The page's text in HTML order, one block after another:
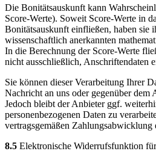
Die Bonitätsauskunft kann
Score-Werte). Soweit Score-Werte in
Bonitätsauskunft einfließen, haben sie
wissenschaftlich anerkannten
In die Berechnung der Score-Werte
nicht ausschließlich, Anschriftendaten
Sie können dieser Verarbeitung Ihrer
Nachricht an uns oder gegenüber dem
Jedoch bleibt der Anbieter ggf.
personenbezogenen Daten zu
vertragsgemäßen Zahlungsabwicklung
8.5 Elektronische Widerrufsfunktion